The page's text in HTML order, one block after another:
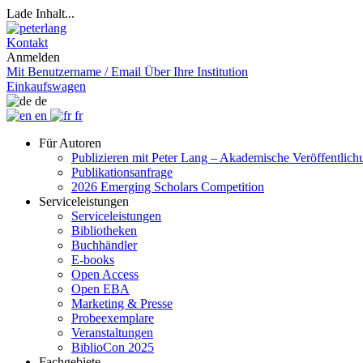
Lade Inhalt...
Kontakt
Anmelden
Mit Benutzername / Email Über Ihre Institution
Einkaufswagen
de
en
fr
Für Autoren
Publizieren mit Peter Lang – Akademische
Publikationsanfrage
2026 Emerging Scholars Competition
Serviceleistungen
Serviceleistungen
Bibliotheken
Buchhändler
E-books
Open Access
Open EBA
Marketing & Presse
Probeexemplare
Veranstaltungen
BiblioCon 2025